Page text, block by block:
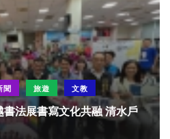
聞 旅遊 文教
法展書寫文化共融 清水戶